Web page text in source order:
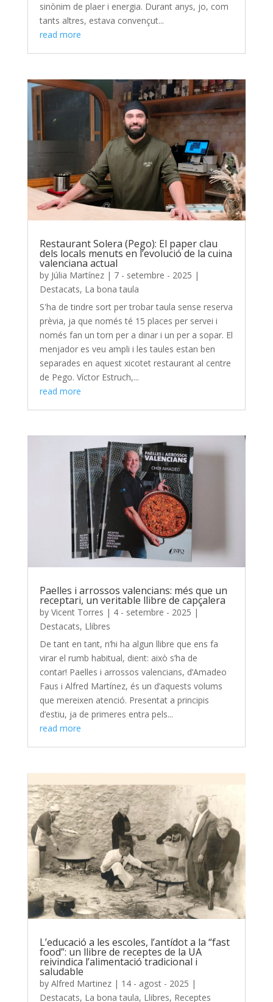
sinònim de plaer i energia. Durant anys, jo, com
tants altres, estava convençut...
read more
Restaurant Solera (Pego): El paper clau
dels locals menuts en l’evolució de la cuina
valenciana actual
by Júlia Martínez| 7 - setembre - 2025 |
Destacats, La bona taula
S'ha de tindre sort per trobar taula sense reserva
prèvia, ja que només té 15 places per servei i
només fan un torn per a dinar i un per a sopar. El
menjador es veu ampli i les taules estan ben
separades en aquest xicotet restaurant al centre
de Pego. Víctor Estruch,...
read more
Paelles i arrossos valencians: més que un
receptari, un veritable llibre de capçalera
by Vicent Torres | 4 - setembre - 2025 |
Destacats, Llibres
De tant en tant, n’hi ha algun llibre que ens fa
virar el rumb habitual, dient: això s’ha de
contar! Paelles i arrossos valencians, d’Amadeo
Faus i Alfred Martínez, és un d’aquests volums
que mereixen atenció. Presentat a principis
d’estiu, ja de primeres entra pels...
read more
L’educació a les escoles, l’antídot a la “fast
food”: un llibre de receptes de la UA
reivindica l’alimentació tradicional i
saludable
by Alfred Martinez| 14 - agost - 2025 |
Destacats, La bona taula, Llibres, Receptes